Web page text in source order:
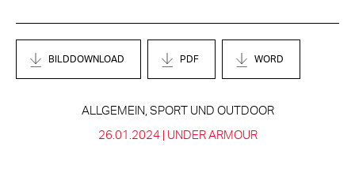
BILDDOWNLOAD PDF WORD
ALLGEMEIN, SPORT UND OUTDOOR
26.01.2024 | UNDER ARMOUR